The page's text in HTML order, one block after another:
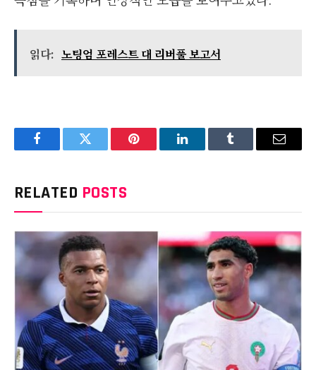
읽다: 노팅엄 포레스트 대 리버풀 보고서
FacebookTwitter Pinterest LinkedInTumblr Email
RELATED POSTS